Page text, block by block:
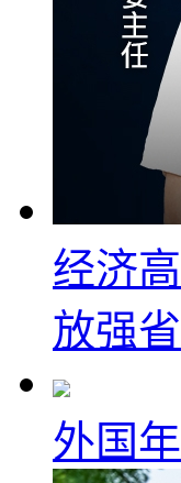
经济
放强省
外国